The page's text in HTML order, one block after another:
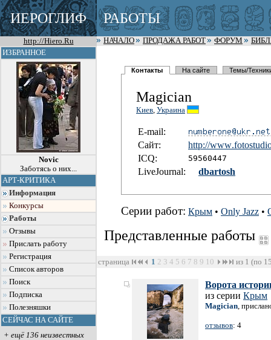
ИЕРОГЛИФ РАБОТЫ
http://Hiero.Ru НАЧАЛО ПРОДАЖА РАБОТ ФОРУМ
ИЗБРАННОЕ
Novic
Заботясь о них...
АРТ-КРИТИКА
Информация
Конкурсы
Работы
Отзывы
Прислать работу
Регистрация
Список авторов
Поиск
Подписка
Полезняшки
СЕЙЧАС НА САЙТЕ
+ ещё 136 неизвестных
Контакты На сайте Темы/
Magician
Киев, Украина
E-mail:
Сайт:
http://www.fotostudi
ICQ: 59560447
LiveJournal: dbartosh
Серии работ: Крым • Only Jazz •
Представленные работы
страница 1 2 3 4 5 6 7 8 9 10 из 1 (по
Ворота
из серии Крым
Magician,
отзывов: 4